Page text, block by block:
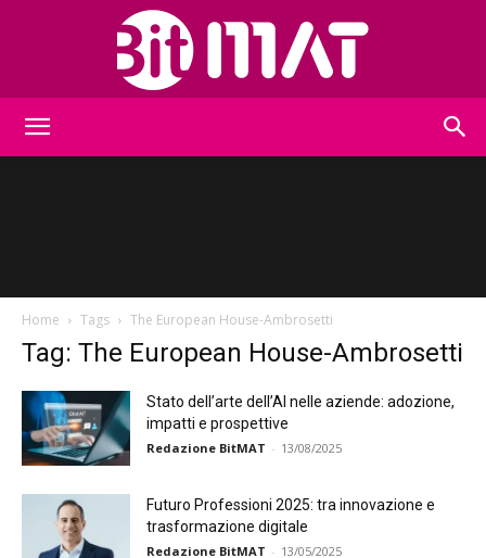
Home Tags The European House-Ambrosetti
Tag: The European House-Ambrosetti
Stato dell’arte dell’AI nelle aziende: adozione,
impatti e prospettive
Redazione BitMAT - 13/08/2025
Futuro Professioni 2025: tra innovazione e
trasformazione digitale
Redazione BitMAT - 13/05/2025